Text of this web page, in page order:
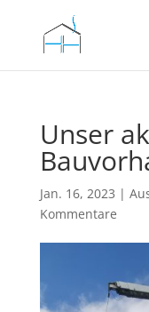
Unser
Jan. 16, 2023 |
Kommentare